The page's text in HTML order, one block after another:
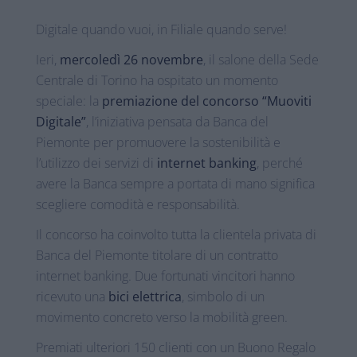
Digitale quando vuoi, in Filiale quando serve!
Ieri, mercoledì 26 novembre, il salone della Sede
Centrale di Torino ha ospitato un momento
speciale: la premiazione del concorso “Muoviti
Digitale”, l’iniziativa pensata da Banca del
Piemonte per promuovere la sostenibilità e
l’utilizzo dei servizi di internet banking, perché
avere la Banca sempre a portata di mano significa
scegliere comodità e responsabilità.
Il concorso ha coinvolto tutta la clientela privata di
Banca del Piemonte titolare di un contratto
internet banking. Due fortunati vincitori hanno
ricevuto una bici elettrica, simbolo di un
movimento concreto verso la mobilità green.
Premiati ulteriori 150 clienti con un Buono Regalo